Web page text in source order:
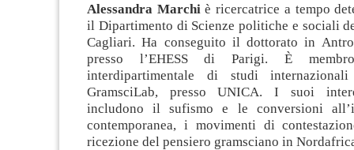
Alessandra Marchiè ricercatrice a tempo
il Dipartimento di Scienze politiche e sociali
Cagliari. Ha conseguito il dottorato in
presso l’EHESS di Parigi. È
interdipartimentale di studi
GramsciLab, presso UNICA. I suoi
includono il sufismo e le conversioni
contemporanea, i movimenti di
ricezione del pensiero gramsciano in